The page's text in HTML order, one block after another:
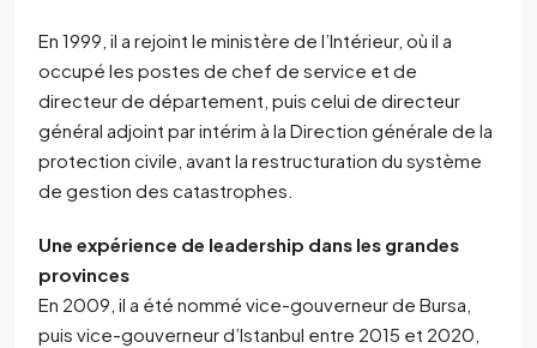
En 1999, il a rejoint le ministère de l’Intérieur, où il a
occupé les postes de chef de service et de
directeur de département, puis celui de directeur
général adjoint par intérim à la Direction générale de la
protection civile, avant la restructuration du système
de gestion des catastrophes.
Une expérience de leadership dans les grandes
provinces
En 2009, il a été nommé vice-gouverneur de Bursa,
puis vice-gouverneur d’Istanbul entre 2015 et 2020,